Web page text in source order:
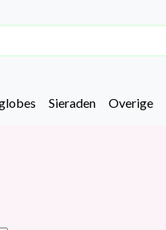
Sieraden Overige